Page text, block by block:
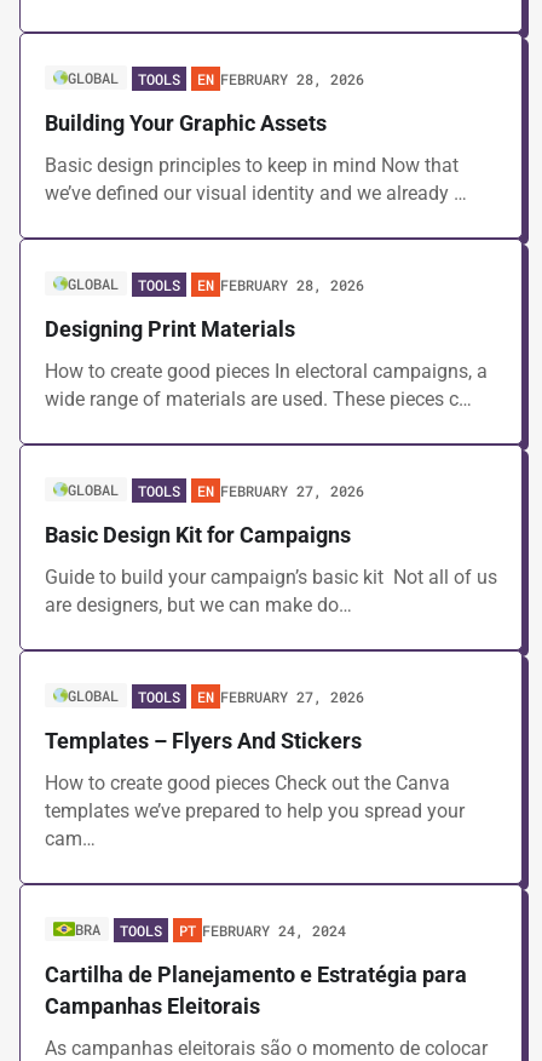
GLOBAL TOOLS EN FEBRUARY 28, 2026
Building Your Graphic Assets
Basic design principles to keep in mind Now that
we’ve defined our visual identity and we already …
GLOBAL TOOLS EN FEBRUARY 28, 2026
Designing Print Materials
How to create good pieces In electoral campaigns, a
wide range of materials are used. These pieces c…
GLOBAL TOOLS EN FEBRUARY 27, 2026
Basic Design Kit for Campaigns
Guide to build your campaign’s basic kit Not all of us
are designers, but we can make do…
GLOBAL TOOLS EN FEBRUARY 27, 2026
Templates – Flyers And Stickers
How to create good pieces Check out the Canva
templates we’ve prepared to help you spread your
cam…
BRA TOOLS PT FEBRUARY 24, 2024
Cartilha de Planejamento e Estratégia para
Campanhas Eleitorais
As campanhas eleitorais são o momento de colocar